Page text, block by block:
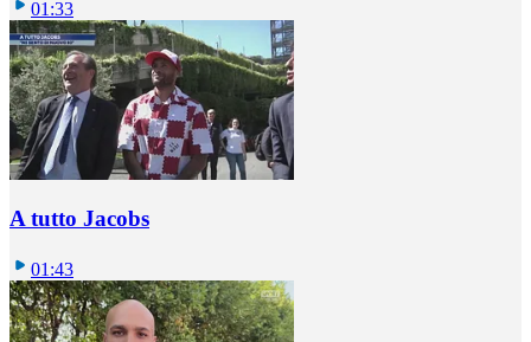
01:33
A tutto Jacobs
01:43